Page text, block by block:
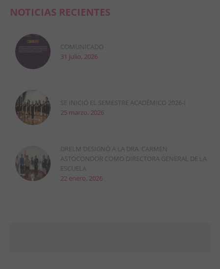
NOTICIAS RECIENTES
COMUNICADO
31 julio, 2026
SE INICIÓ EL SEMESTRE ACADÉMICO 2026-I
25 marzo, 2026
DRELM DESIGNÓ A LA DRA. CARMEN
ASTOCONDOR COMO DIRECTORA GENERAL DE LA
ESCUELA
22 enero, 2026